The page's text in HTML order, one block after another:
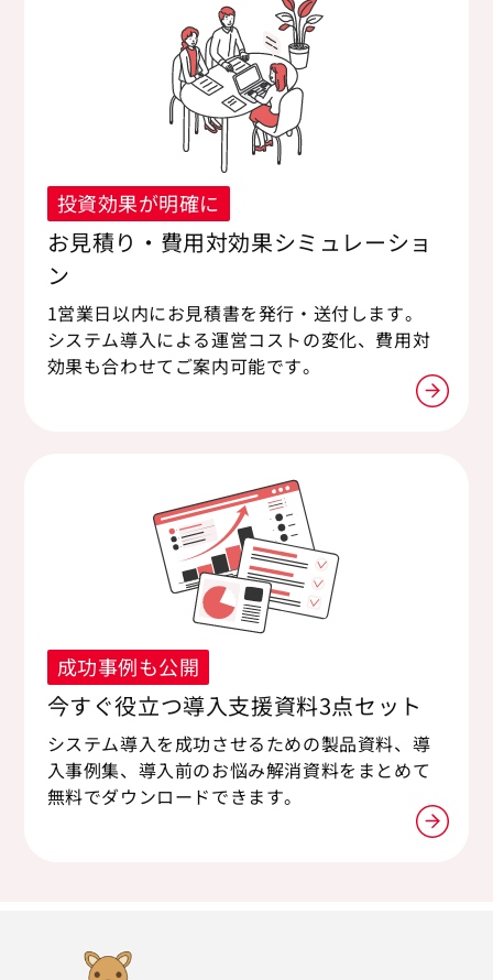
投資効果が明確に
お見積り・費用対効果シミュレーショ
ン
1営業日以内にお見積書を発行・送付します。
システム導入による運営コストの変化、費用対
効果も合わせてご案内可能です。
成功事例も公開
今すぐ役立つ導入支援資料3点セット
システム導入を成功させるための製品資料、導
入事例集、導入前のお悩み解消資料をまとめて
無料でダウンロードできます。